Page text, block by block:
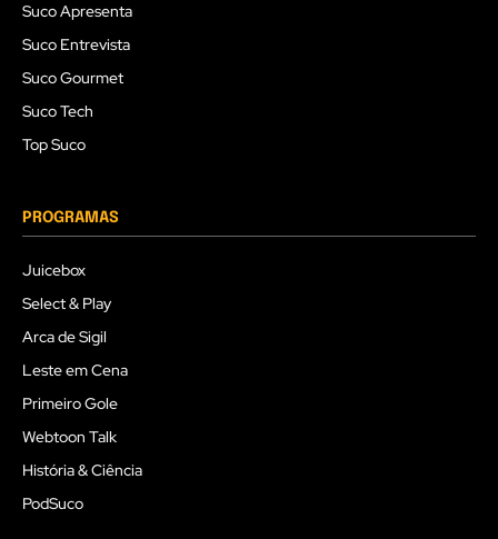
Suco Apresenta
Suco Entrevista
Suco Gourmet
Suco Tech
Top Suco
PROGRAMAS
Juicebox
Select & Play
Arca de Sigil
Leste em Cena
Primeiro Gole
Webtoon Talk
História & Ciência
PodSuco